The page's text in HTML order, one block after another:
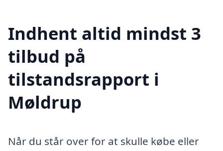
Indhent altid mindst 3
tilbud på
tilstandsrapport i
Møldrup
Når du står over for at skulle købe eller